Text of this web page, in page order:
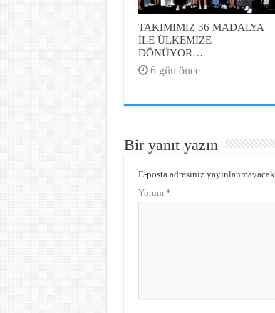
TAKIMIMIZ 36 MADALYA
İLE ÜLKEMİZE
DÖNÜYOR…
6 gün önce
Bir yanıt yazın
E-posta adresiniz yayınlanmayacak.
Yorum *